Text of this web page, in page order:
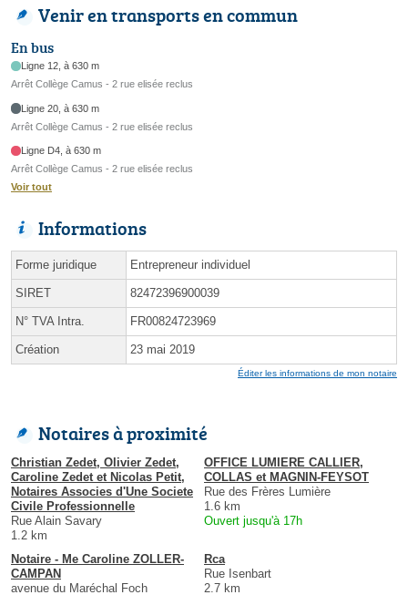
Venir en transports en commun
En bus
Ligne 12, à 630 m
Arrêt Collège Camus - 2 rue elisée reclus
Ligne 20, à 630 m
Arrêt Collège Camus - 2 rue elisée reclus
Ligne D4, à 630 m
Arrêt Collège Camus - 2 rue elisée reclus
Voir tout
Informations
Forme juridique Entrepreneur individuel
SIRET 82472396900039
N° TVA Intra. FR00824723969
Création 23 mai 2019
Éditer les informations de mon notaire
Notaires à proximité
Christian Zedet, Olivier Zedet,
Caroline Zedet et Nicolas Petit,
Notaires Associes d'Une Societe
Civile Professionnelle
Rue Alain Savary
1.2 km
OFFICE LUMIERE CALLIER,
COLLAS et MAGNIN-FEYSOT
Rue des Frères Lumière
1.6 km
Ouvert jusqu'à 17h
Notaire - Me Caroline ZOLLER-
CAMPAN
avenue du Maréchal Foch
Rca
Rue Isenbart
2.7 km